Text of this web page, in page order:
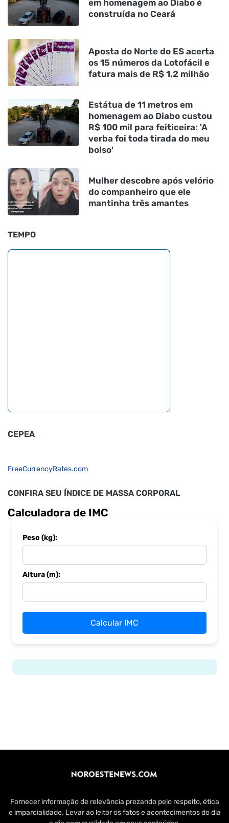
em homenagem ao Diabo é
construída no Ceará
Aposta do Norte do ES acerta
os 15 números da Lotofácil e
fatura mais de R$ 1,2 milhão
Estátua de 11 metros em
homenagem ao Diabo custou
R$ 100 mil para feiticeira: 'A
verba foi toda tirada do meu
bolso'
Mulher descobre após velório
do companheiro que ele
mantinha três amantes
TEMPO
CEPEA
FreeCurrencyRates.com
CONFIRA SEU ÍNDICE DE MASSA CORPORAL
Calculadora de IMC
Peso (kg):
Altura (m):
Calcular IMC
Fornecer informação de relevância prezando pelo respeito, ética
e imparcialidade. Levar ao leitor os fatos e acontecimentos do dia